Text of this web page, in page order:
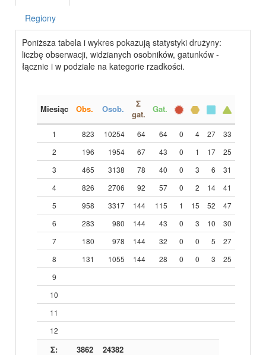
Regiony
Poniższa tabela i wykres pokazują statystyki drużyny:
liczbę obserwacji, widzianych osobników, gatunków -
łącznie i w podziale na kategorie rzadkości.
Miesiąc Obs. Osob.
Σ
gat.
Gat.
1 823 10254 64 64 0 4 27
33
2
196 1954 67 43 0 1 17
25
3
465 3138 78 40 0 3 6
31
4
826 2706 92 57 0 2 14
41
5
958 3317 144 115 1 15 52
47
6
283 980 144 43 0 3 10
30
7
180 978 144 32 0 0 5
27
8
131 1055 144 28 0 0 3
25
9
10
11
12
Σ: 3862 24382